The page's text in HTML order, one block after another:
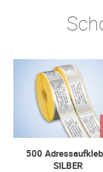
500
SILBER